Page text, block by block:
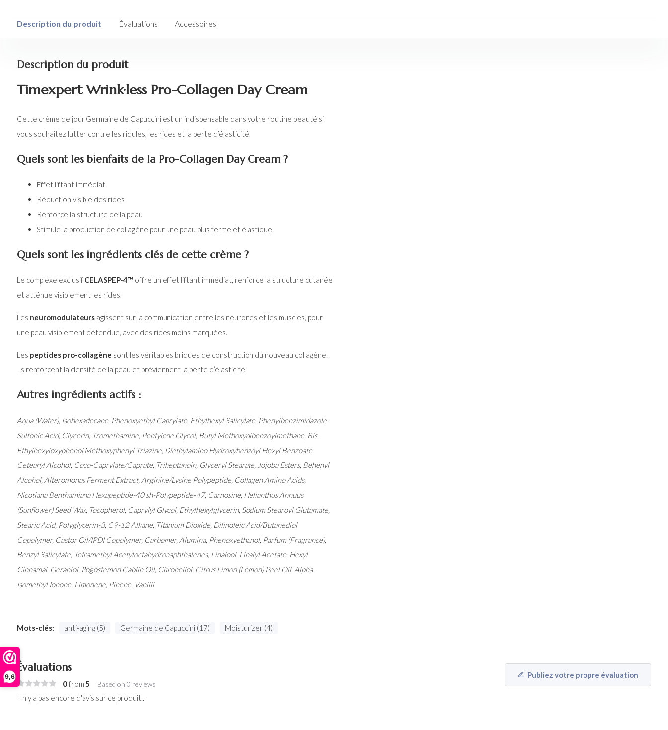
9,6
Description du produit Évaluations Accessoires
Description du produit
Timexpert Wrink·less Pro-Collagen Day Cream
Cette crème de jour Germaine de Capuccini est un indispensable dans votre routine beauté si
vous souhaitez lutter contre les ridules, les rides et la perte d’élasticité.
Quels sont les bienfaits de la Pro-Collagen Day Cream ?
Effet liftant immédiat
Réduction visible des rides
Renforce la structure de la peau
Stimule la production de collagène pour une peau plus ferme et élastique
Quels sont les ingrédients clés de cette crème ?
Le complexe exclusif CELASPEP·4™offre un effet liftant immédiat, renforce la structure cutanée
et atténue visiblement les rides.
Les neuromodulateursagissent sur la communication entre les neurones et les muscles, pour
une peau visiblement détendue, avec des rides moins marquées.
Les peptides pro-collagène sont les véritables briques de construction du nouveau collagène.
Ils renforcent la densité de la peau et préviennent la perte d’élasticité.
Autres ingrédients actifs :
Aqua (Water), Isohexadecane, Phenoxyethyl Caprylate, Ethylhexyl Salicylate, Phenylbenzimidazole
Sulfonic Acid, Glycerin, Tromethamine, Pentylene Glycol, Butyl Methoxydibenzoylmethane, Bis-
Ethylhexyloxyphenol Methoxyphenyl Triazine, Diethylamino Hydroxybenzoyl Hexyl Benzoate,
Cetearyl Alcohol, Coco-Caprylate/Caprate, Triheptanoin, Glyceryl Stearate, Jojoba Esters, Behenyl
Alcohol, Alteromonas Ferment Extract, Arginine/Lysine Polypeptide, Collagen Amino Acids,
Nicotiana Benthamiana Hexapeptide-40 sh-Polypeptide-47, Carnosine, Helianthus Annuus
(Sunflower) Seed Wax, Tocopherol, Caprylyl Glycol, Ethylhexylglycerin, Sodium Stearoyl Glutamate,
Stearic Acid, Polyglycerin-3, C9-12 Alkane, Titanium Dioxide, Dilinoleic Acid/Butanediol
Copolymer, Castor Oil/IPDI Copolymer, Carbomer, Alumina, Phenoxyethanol, Parfum (Fragrance),
Benzyl Salicylate, Tetramethyl Acetyloctahydronaphthalenes, Linalool, Linalyl Acetate, Hexyl
Cinnamal, Geraniol, Pogostemon Cablin Oil, Citronellol, Citrus Limon (Lemon) Peel Oil, Alpha-
Isomethyl Ionone, Limonene, Pinene, Vanilli
Mots-clés: anti-aging (5) Germaine de Capuccini (17) Moisturizer (4)
Évaluations
0from 5 Based on 0 reviews
Publiez votre propre évaluation
Il n'y a pas encore d'avis sur ce produit..